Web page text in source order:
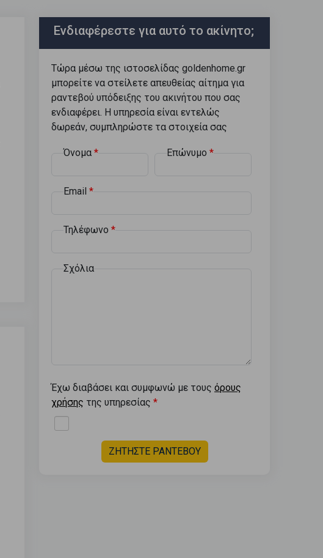
Ενδιαφέρεστε για αυτό το ακίνητο;
Τώρα μέσω της ιστοσελίδας goldenhome.gr
μπορείτε να στείλετε απευθείας αίτημα για
ραντεβού υπόδειξης του ακινήτου που σας
ενδιαφέρει. Η υπηρεσία είναι εντελώς
δωρεάν, συμπληρώστε τα στοιχεία σας
Όνομα Επώνυμο
Email
Τηλέφωνο
Σχόλια
Έχω διαβάσει και συμφωνώ με τους όρους
χρήσης της υπηρεσίας
ΖΗΤΗΣΤΕ ΡΑΝΤΕΒΟΥ